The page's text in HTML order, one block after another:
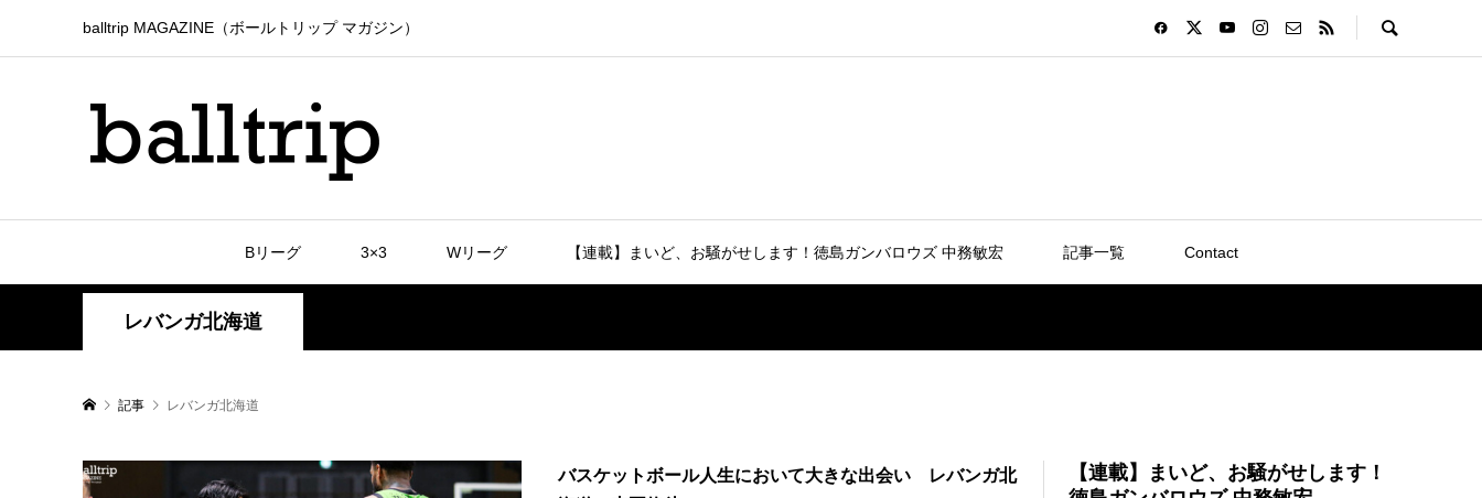
balltrip MAGAZINE（ボールトリップ マガジン）
Bリーグ 3×3 Wリーグ 【連載】まいど、お騒がせします！徳島ガンバロウズ 中務敏宏 記事一覧 Contact
レバンガ北海道
記事 レバンガ北海道
バスケットボール人生において大きな出会い レバンガ北
【連載】まいど、お騒がせします！